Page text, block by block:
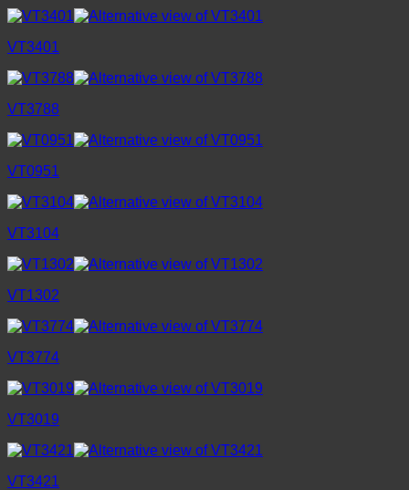
VT3401
VT3788
VT0951
VT3104
VT1302
VT3774
VT3019
VT3421